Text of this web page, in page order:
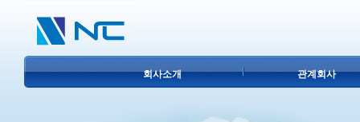
회사소개 관계회사